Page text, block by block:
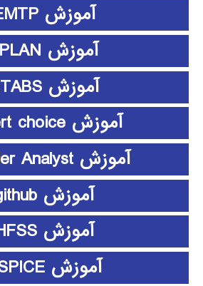
آموزش EMTP
آموزش ePLAN
آموزش ETABS
آموزش expert choice
آموزش Frontier Analyst
آموزش github
آموزش HFSS
آموزش HSPICE